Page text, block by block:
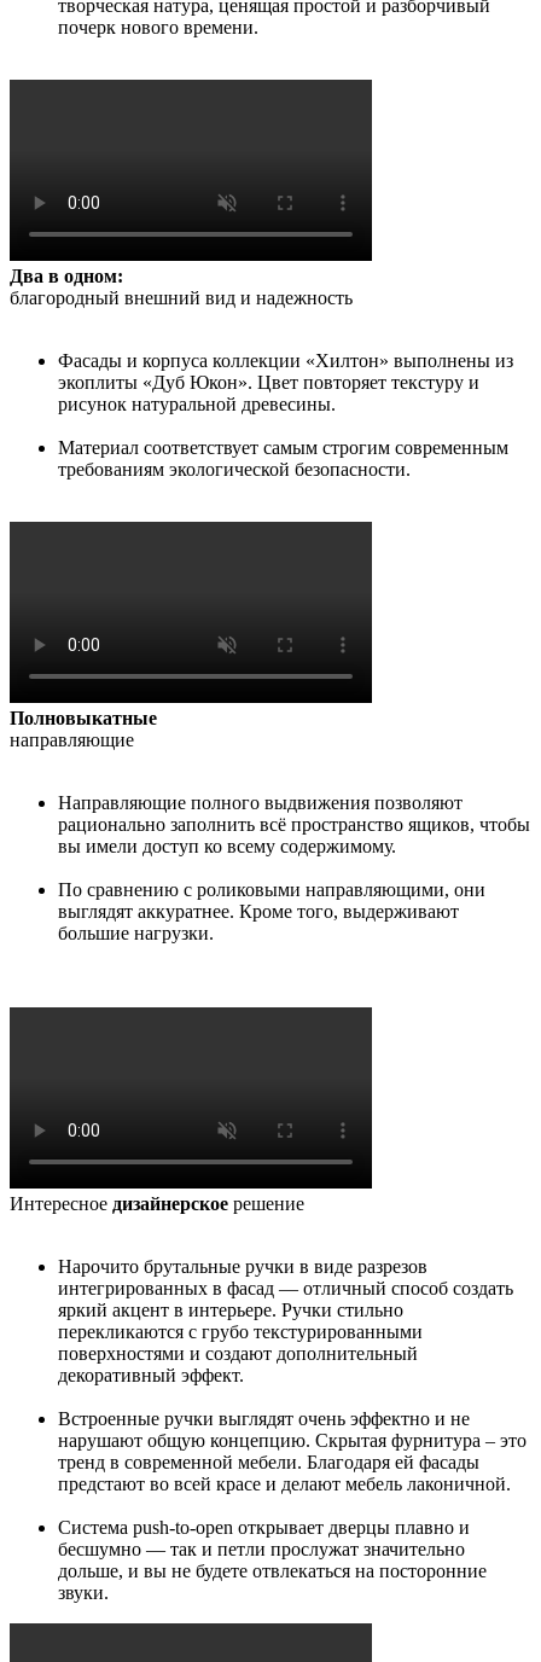
творческая натура, ценящая простой и разборчивый
почерк нового времени.
Два в одном:
благородный внешний вид и надежность
Фасады и корпуса коллекции «Хилтон» выполнены из
экоплиты «Дуб Юкон». Цвет повторяет текстуру и
рисунок натуральной древесины.
Материал соответствует самым строгим современным
требованиям экологической безопасности.
Полновыкатные
направляющие
Направляющие полного выдвижения позволяют
рационально заполнить всё пространство ящиков, чтобы
вы имели доступ ко всему содержимому.
По сравнению с роликовыми направляющими, они
выглядят аккуратнее. Кроме того, выдерживают
большие нагрузки.
Интересное дизайнерское решение
Нарочито брутальные ручки в виде разрезов
интегрированных в фасад — отличный способ создать
яркий акцент в интерьере. Ручки стильно
перекликаются с грубо текстурированными
поверхностями и создают дополнительный
декоративный эффект.
Встроенные ручки выглядят очень эффектно и не
нарушают общую концепцию. Скрытая фурнитура – это
тренд в современной мебели. Благодаря ей фасады
предстают во всей красе и делают мебель лаконичной.
Система push-to-open открывает дверцы плавно и
бесшумно — так и петли прослужат значительно
дольше, и вы не будете отвлекаться на посторонние
звуки.